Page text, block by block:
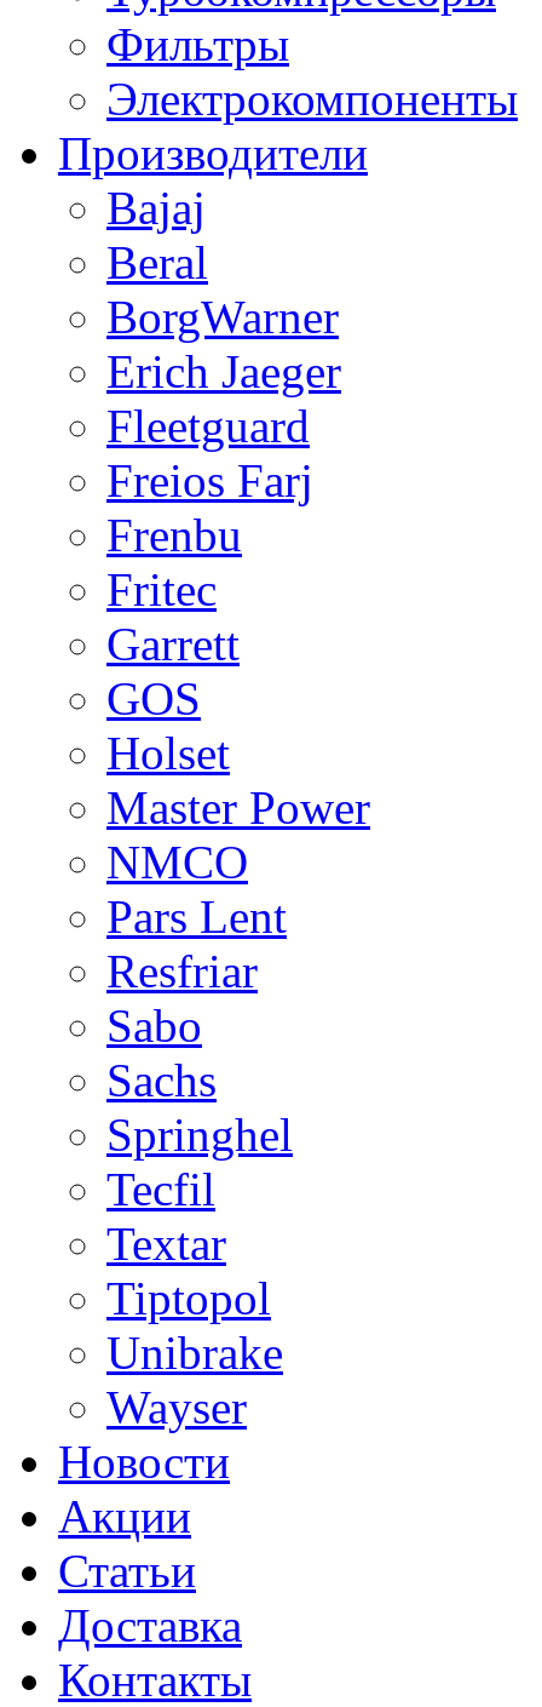
Фильтры
Электрокомпоненты
Производители
Bajaj
Beral
BorgWarner
Erich Jaeger
Fleetguard
Freios Farj
Frenbu
Fritec
Garrett
GOS
Holset
Master Power
NMCO
Pars Lent
Resfriar
Sabo
Sachs
Springhel
Tecfil
Textar
Tiptopol
Unibrake
Wayser
Новости
Акции
Статьи
Доставка
Контакты